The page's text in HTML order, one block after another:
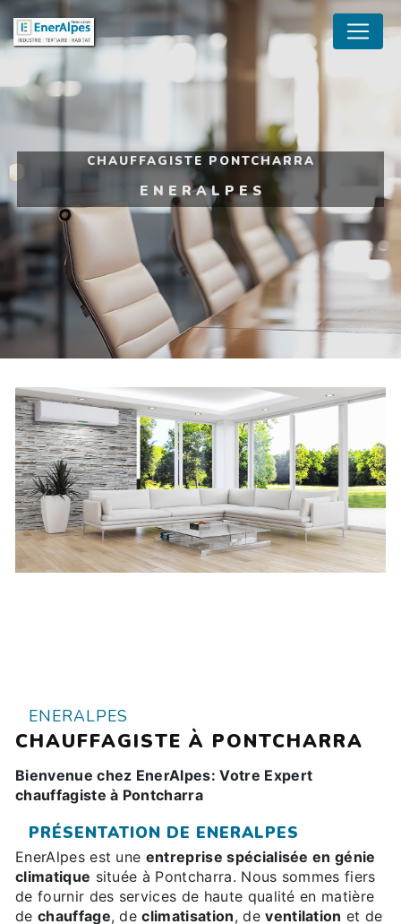
CHAUFFAGISTE PONTCHARRA
ENERALPES
ENERALPES
CHAUFFAGISTE À PONTCHARRA
Bienvenue chez EnerAlpes: Votre Expert
chauffagiste à Pontcharra
PRÉSENTATION DE ENERALPES
EnerAlpes est une entreprise spécialisée en génie
climatique située à Pontcharra. Nous sommes fiers
de fournir des services de haute qualité en matière
de chauffage, declimatisation, deventilation et de
Panneau de gestion des cookies